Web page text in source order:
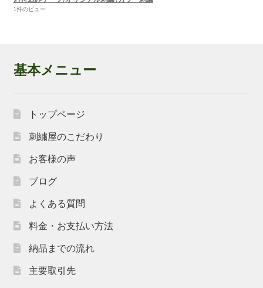
1件のビュー
基本メニュー
トップページ
刺繍屋のこだわり
お客様の声
ブログ
よくある質問
料金・お支払い方法
納品までの流れ
主要取引先